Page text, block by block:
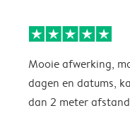
Mooie afwerking,
dagen en datums,
dan 2 meter